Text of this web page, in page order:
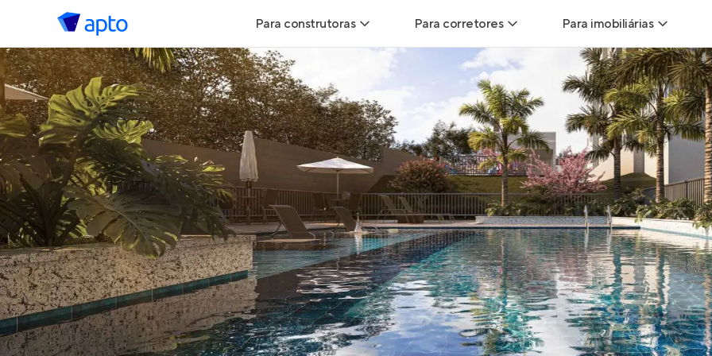
Para construtoras
Geração de Leads
Geração de Visitas
Geração de Vendas
Maiores Construtoras
Parcerias Imobiliárias
Anunciar Imóveis
Para corretores
Leads para Corretores
Corretor+
Parcerias imobiliárias
Hub de Corretores
Perfil Verificado
Anunciar imóveis
Para imobiliárias
Leads para
Hub de imobiliárias
Anunciar imóveis